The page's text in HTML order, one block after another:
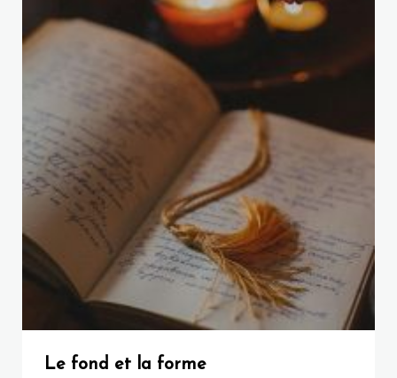
Le fond et la forme